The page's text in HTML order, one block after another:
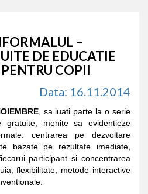
–
DE EDUCATIE
COPII
Data: 16.11.2014
, sa luati parte la o serie
gratuite, menite sa evidentieze
centrarea pe dezvoltare
bazate pe rezultate imediate,
participant si concentrarea
flexibilitate, metode interactive